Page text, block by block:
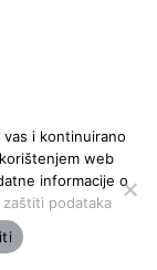
i kontinuirano
web
informacije o
zaštiti podataka